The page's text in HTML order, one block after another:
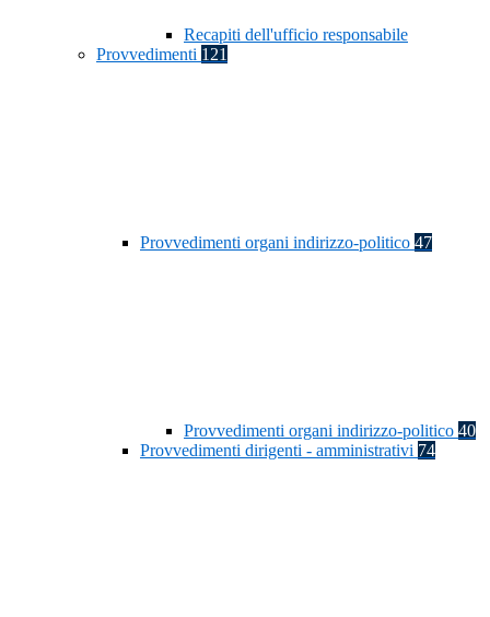
Recapiti dell'ufficio responsabile
Provvedimenti 121
Provvedimenti organi indirizzo-politico 47
Provvedimenti organi indirizzo-politico 40
Provvedimenti dirigenti - amministrativi 74